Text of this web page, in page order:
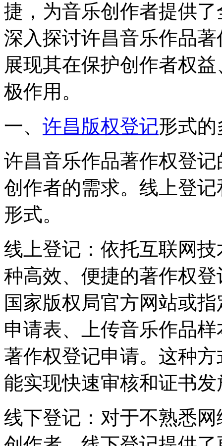
捷，为音乐创作者提供
深入探讨许昌音乐作品
展现其在保护创作者权
极作用。
一、 许昌版权登记形式
许昌音乐作品著作权登
创作者的需求。线上登
形式。
线上登记‌：依托互联网
种高效、便捷的著作权
国家版权局官方网站或
申请表、上传音乐作品
著作权登记申请。这种
能实现快速审核和证书发
线下登记‌：对于不熟悉